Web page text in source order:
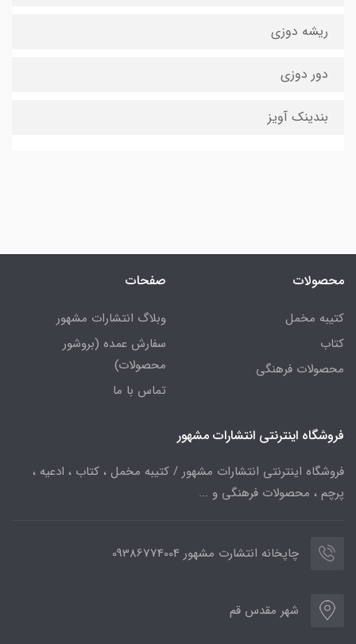
ریشه دوزی
دور دوزی
بندینک آویز
محصولات
کتیبه مخمل
کتاب
محصولات فرهنگی
صفحات
وبلاگ انتشارات مشهور
سفارش عمده (بروشور
محصولات)
تماس با ما
فروشگاه اینترنتی انتشارات مشهور
فروشگاه اینترنتی انتشارات مشهور / کتیبه مخمل ، کتاب ، ادعیه ،
پرچم ، محصولات فرهنگی و ...
چاپخانه انتشارت مشهور 09386774004
شهر مقدس قم